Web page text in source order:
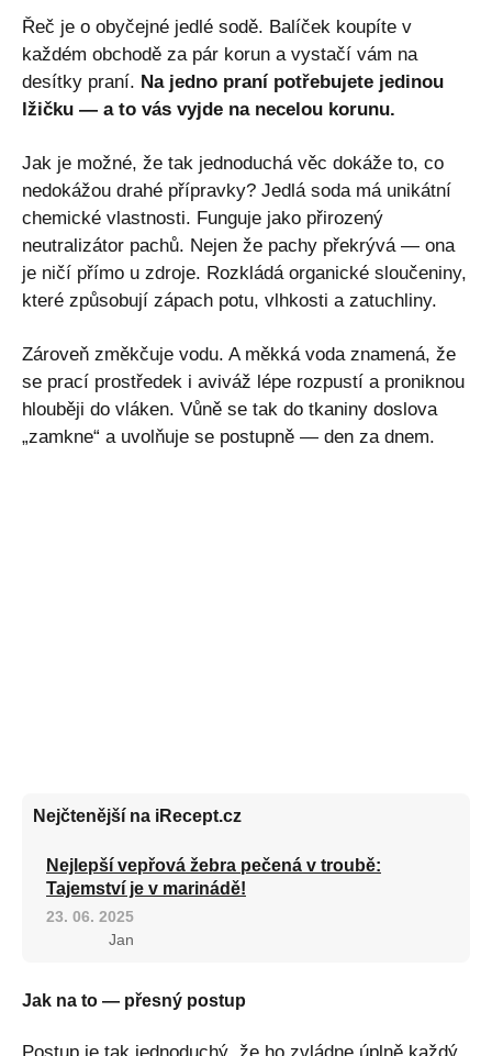
Řeč je o obyčejné jedlé sodě. Balíček koupíte v
každém obchodě za pár korun a vystačí vám na
desítky praní. Na jedno praní potřebujete jedinou
lžičku — a to vás vyjde na necelou korunu.
Jak je možné, že tak jednoduchá věc dokáže to, co
nedokážou drahé přípravky? Jedlá soda má unikátní
chemické vlastnosti. Funguje jako přirozený
neutralizátor pachů. Nejen že pachy překrývá — ona
je ničí přímo u zdroje. Rozkládá organické sloučeniny,
které způsobují zápach potu, vlhkosti a zatuchliny.
Zároveň změkčuje vodu. A měkká voda znamená, že
se prací prostředek i aviváž lépe rozpustí a proniknou
hlouběji do vláken. Vůně se tak do tkaniny doslova
„zamkne“ a uvolňuje se postupně — den za dnem.
Nejčtenější na iRecept.cz
Nejlepší vepřová žebra pečená v troubě:
Tajemství je v marinádě!
23. 06. 2025
Jan
Jak na to — přesný postup
Postup je tak jednoduchý, že ho zvládne úplně každý.